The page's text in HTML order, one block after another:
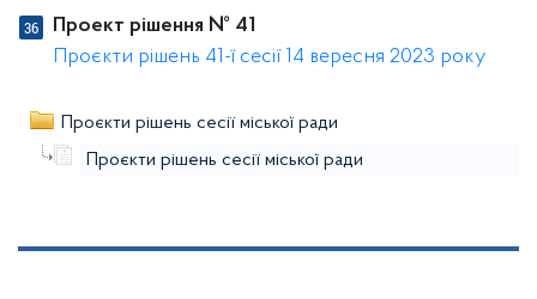
Проект рішення № 41
Проєкти рішень 41-ї сесії 14 вересня 2023 року
Проєкти рішень сесії міської ради
Проєкти рішень сесії міської ради